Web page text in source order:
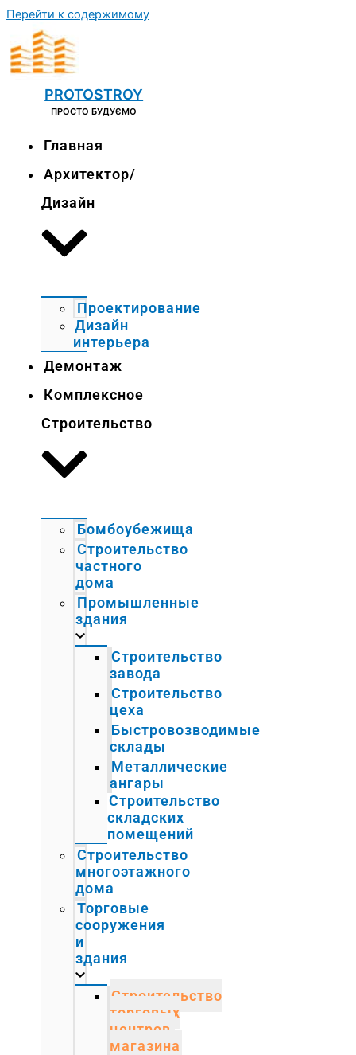
Перейти к содержимому
PROTOSTROY
ПРОСТО БУДУЄМО
Главная
Архитектор/
Дизайн
Проектирование
Дизайн
интерьера
Демонтаж
Комплексное
Строительство
Бомбоубежища
Строительство
частного
дома
Промышленные
здания
Строительство
завода
Строительство
цеха
Быстровозводимые
склады
Металлические
ангары
Строительство
складских
помещений
Строительство
многоэтажного
дома
Торговые
сооружения
и
здания
Строительство
торговых
центров,
магазина